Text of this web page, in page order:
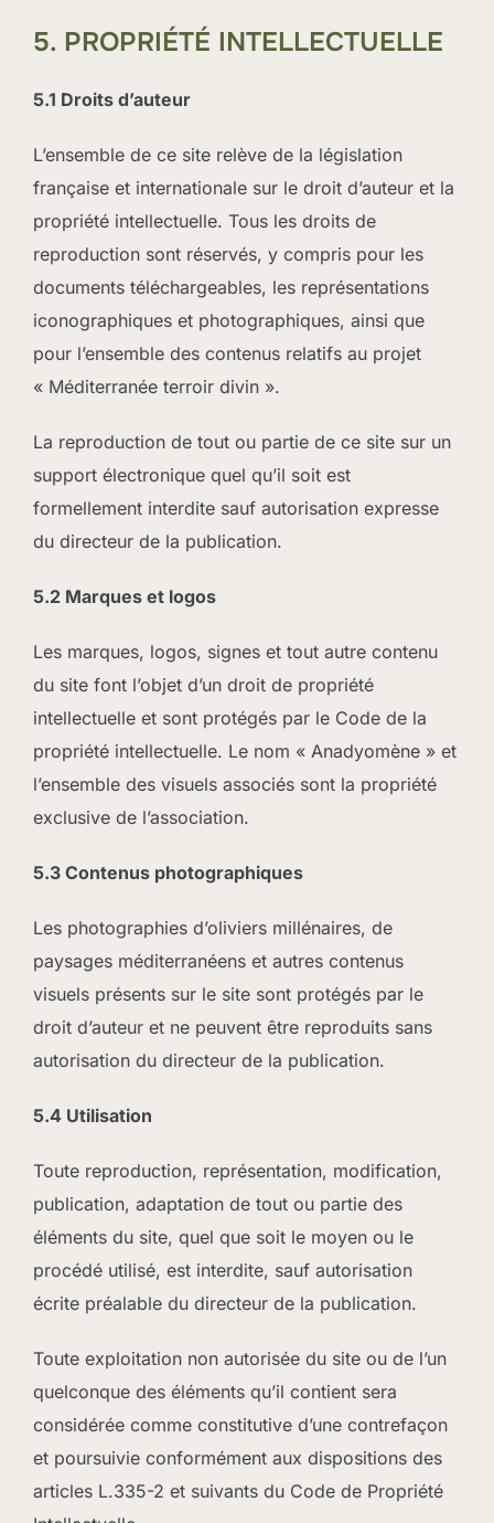
5. PROPRIÉTÉ INTELLECTUELLE
5.1 Droits d’auteur
L’ensemble de ce site relève de la législation
française et internationale sur le droit d’auteur et la
propriété intellectuelle. Tous les droits de
reproduction sont réservés, y compris pour les
documents téléchargeables, les représentations
iconographiques et photographiques, ainsi que
pour l’ensemble des contenus relatifs au projet
« Méditerranée terroir divin ».
La reproduction de tout ou partie de ce site sur un
support électronique quel qu’il soit est
formellement interdite sauf autorisation expresse
du directeur de la publication.
5.2 Marques et logos
Les marques, logos, signes et tout autre contenu
du site font l’objet d’un droit de propriété
intellectuelle et sont protégés par le Code de la
propriété intellectuelle. Le nom « Anadyomène » et
l’ensemble des visuels associés sont la propriété
exclusive de l’association.
5.3 Contenus photographiques
Les photographies d’oliviers millénaires, de
paysages méditerranéens et autres contenus
visuels présents sur le site sont protégés par le
droit d’auteur et ne peuvent être reproduits sans
autorisation du directeur de la publication.
5.4 Utilisation
Toute reproduction, représentation, modification,
publication, adaptation de tout ou partie des
éléments du site, quel que soit le moyen ou le
procédé utilisé, est interdite, sauf autorisation
écrite préalable du directeur de la publication.
Toute exploitation non autorisée du site ou de l’un
quelconque des éléments qu’il contient sera
considérée comme constitutive d’une contrefaçon
et poursuivie conformément aux dispositions des
articles L.335-2 et suivants du Code de Propriété